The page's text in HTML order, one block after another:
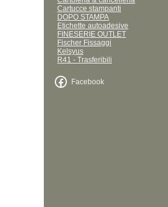
Cartucce stampanti
DOPO STAMPA
Etichette autoadesive
FINESERIE OUTLET
Fischer Fissaggi
Kelsyus
R41 - Trasferibili
Facebook